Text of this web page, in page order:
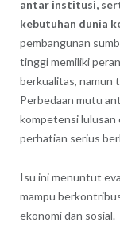
antar institusi,
kebutuhan dunia
pembangunan
tinggi memiliki
berkualitas, namun
Perbedaan mutu
kompetensi
perhatian serius
Isu ini menuntut
mampu
ekonomi dan sosial.